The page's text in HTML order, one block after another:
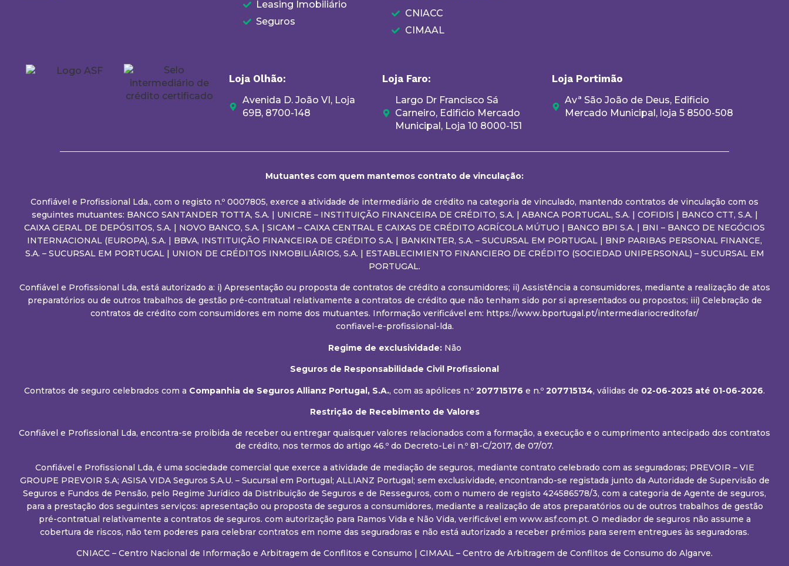
Leasing Imobiliário
Seguros
CNIACC
CIMAAL
Loja Olhão:
Avenida D. João VI, Loja
69B, 8700-148
Loja Faro:
Largo Dr Francisco Sá
Carneiro, Edificio Mercado
Municipal, Loja 10 8000-151
Loja Portimão
Avª São João de Deus, Edificio
Mercado Municipal, loja 5 8500-508
Mutuantes com quem mantemos contrato de vinculação:
Confiável e Profissional Lda., com o registo n.º 0007805, exerce a atividade de intermediário de crédito na categoria de vinculado, mantendo contratos de vinculação com os
seguintes mutuantes: BANCO SANTANDER TOTTA, S.A. | UNICRE – INSTITUIÇÃO FINANCEIRA DE CRÉDITO, S.A. | ABANCA PORTUGAL, S.A. | COFIDIS | BANCO CTT, S.A. |
CAIXA GERAL DE DEPÓSITOS, S.A. | NOVO BANCO, S.A. | SICAM – CAIXA CENTRAL E CAIXAS DE CRÉDITO AGRÍCOLA MÚTUO | BANCO BPI S.A. | BNI – BANCO DE NEGÓCIOS
INTERNACIONAL (EUROPA), S.A. | BBVA, INSTITUIÇÃO FINANCEIRA DE CRÉDITO S.A. | BANKINTER, S.A. – SUCURSAL EM PORTUGAL | BNP PARIBAS PERSONAL FINANCE,
S.A. – SUCURSAL EM PORTUGAL | UNION DE CRÉDITOS INMOBILIÁRIOS, S.A. | ESTABLECIMIENTO FINANCIERO DE CRÉDITO (SOCIEDAD UNIPERSONAL) – SUCURSAL EM
PORTUGAL.
Confiável e Profissional Lda, está autorizado a: i) Apresentação ou proposta de contratos de crédito a consumidores; ii) Assistência a consumidores, mediante a realização de atos
preparatórios ou de outros trabalhos de gestão pré-contratual relativamente a contratos de crédito que não tenham sido por si apresentados ou propostos; iii) Celebração de
contratos de crédito com consumidores em nome dos mutuantes. Informação verificável em: https://www.bportugal.pt/intermediariocreditofar/
confiavel-e-profissional-lda.
Regime de exclusividade:Não
Seguros de Responsabilidade Civil Profissional
Contratos de seguro celebrados com a Companhia de Seguros Allianz Portugal, S.A., com as apólices n.º 207715176 e n.º 207715134, válidas de 02-06-2025 até 01-06-2026.
Restrição de Recebimento de Valores
Confiável e Profissional Lda, encontra-se proibida de receber ou entregar quaisquer valores relacionados com a formação, a execução e o cumprimento antecipado dos contratos
de crédito, nos termos do artigo 46.º do Decreto-Lei n.º 81-C/2017, de 07/07.
Confiável e Profissional Lda, é uma sociedade comercial que exerce a atividade de mediação de seguros, mediante contrato celebrado com as seguradoras; PREVOIR – VIE
GROUPE PREVOIR S.A; ASISA VIDA Seguros S.A.U. – Sucursal em Portugal; ALLIANZ Portugal; sem exclusividade, encontrando-se registada junto da Autoridade de Supervisão de
Seguros e Fundos de Pensão, pelo Regime Jurídico da Distribuição de Seguros e de Resseguros, com o numero de registo 424586578/3, com a categoria de Agente de seguros,
para a prestação dos seguintes serviços: apresentação ou proposta de seguros a consumidores, mediante a realização de atos preparatórios ou de outros trabalhos de gestão
pré-contratual relativamente a contratos de seguros. com autorização para Ramos Vida e Não Vida, verificável em www.asf.com.pt. O mediador de seguros não assume a
cobertura de riscos, não tem poderes para celebrar contratos em nome das seguradoras e não está autorizado a receber prémios para serem entregues às seguradoras.
CNIACC – Centro Nacional de Informação e Arbitragem de Conflitos e Consumo | CIMAAL – Centro de Arbitragem de Conflitos de Consumo do Algarve.